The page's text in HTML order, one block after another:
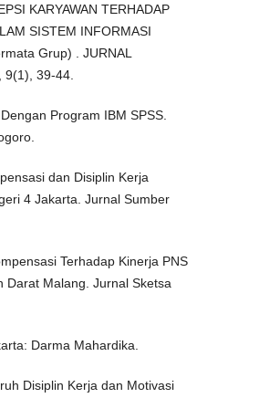
KARYAWAN TERHADAP
SISTEM INFORMASI
Grup) . JURNAL
9(1), 39-44.
Program IBM SPSS.
dan Disiplin Kerja
4 Jakarta. Jurnal Sumber
Terhadap Kinerja PNS
Darat Malang. Jurnal Sketsa
Darma Mahardika.
Disiplin Kerja dan Motivasi